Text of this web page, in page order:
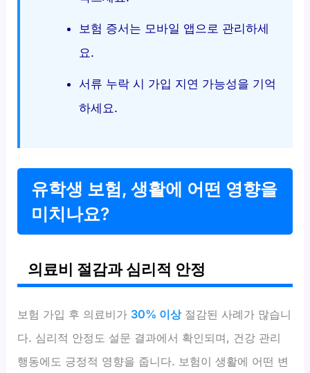
보험 증서는 모바일 앱으로 관리하세
요.
서류 누락 시 가입 지연 가능성을 기억
하세요.
유학생 보험, 생활에 어떤 영향을
미치나요?
의료비 절감과 심리적 안정
보험 가입 후 의료비가 30% 이상절감된 사례가 많습니
다. 심리적 안정도 설문 결과에서 확인되며, 건강 관리
행동에도 긍정적 영향을 줍니다. 보험이 생활에 어떤 변